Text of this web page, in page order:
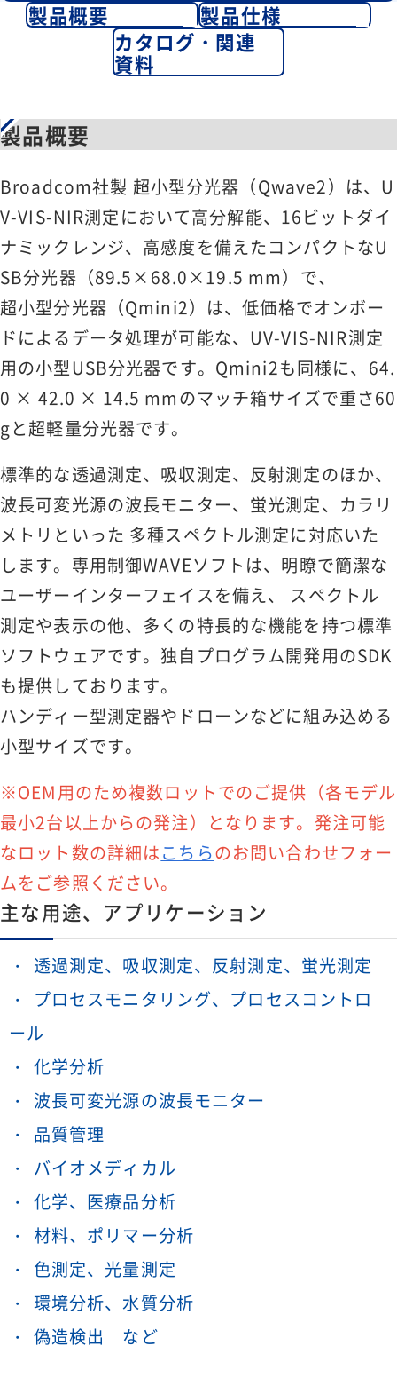
製品概要
製品仕様
カタログ・関連
資料
製品概要
Broadcom社製 超小型分光器（Qwave2）は、U
V-VIS-NIR測定において高分解能、16ビットダイ
ナミックレンジ、高感度を備えたコンパクトなU
SB分光器（89.5×68.0×19.5 mm）で、
超小型分光器（Qmini2）は、低価格でオンボー
ドによるデータ処理が可能な、UV-VIS-NIR測定
用の小型USB分光器です。Qmini2も同様に、64.
0 × 42.0 × 14.5 mmのマッチ箱サイズで重さ60
gと超軽量分光器です。
標準的な透過測定、吸収測定、反射測定のほか、
波長可変光源の波長モニター、蛍光測定、カラリ
メトリといった 多種スペクトル測定に対応いた
します。専用制御WAVEソフトは、明瞭で簡潔な
ユーザーインターフェイスを備え、 スペクトル
測定や表示の他、多くの特長的な機能を持つ標準
ソフトウェアです。独自プログラム開発用のSDK
も提供しております。
ハンディー型測定器やドローンなどに組み込める
小型サイズです。
※OEM用のため複数ロットでのご提供（各モデル
最小2台以上からの発注）となります。発注可能
なロット数の詳細はこちらのお問い合わせフォー
ムをご参照ください。
主な用途、アプリケーション
透過測定、吸収測定、反射測定、蛍光測定
プロセスモニタリング、プロセスコントロ
ール
化学分析
波長可変光源の波長モニター
品質管理
バイオメディカル
化学、医療品分析
材料、ポリマー分析
色測定、光量測定
環境分析、水質分析
偽造検出 など